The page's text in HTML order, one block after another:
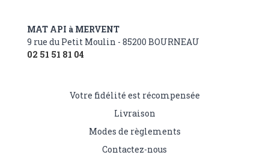
MAT API à MERVENT
9 rue du Petit Moulin - 85200 BOURNEAU
02 51 51 81 04
Votre fidélité est récompensée
Livraison
Modes de règlements
Contactez-nous